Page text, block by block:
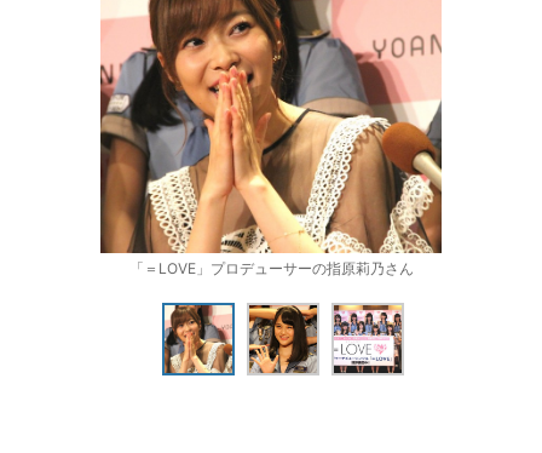
「＝LOVE」プロデューサーの指原莉乃さん